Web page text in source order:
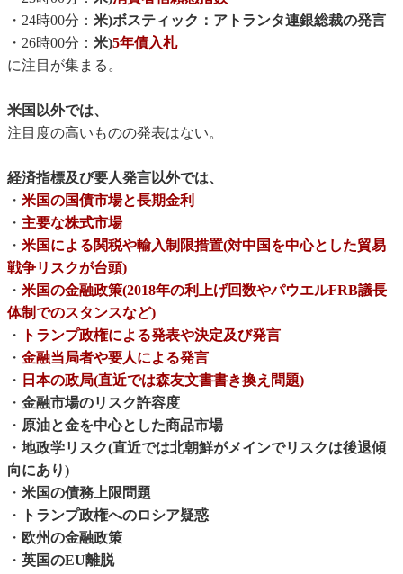
・24時00分： 米)ボスティック：アトランタ連銀総裁の発言
・26時00分： 米)5年債入札
に注目が集まる。
米国以外では、
注目度の高いものの発表はない。
経済指標及び要人発言以外では、
・ 米国の国債市場と長期金利
・ 主要な株式市場
・ 米国による関税や輸入制限措置(対中国を中心とした貿易
戦争リスクが台頭)
・ 米国の金融政策(2018年の利上げ回数やパウエルFRB議長
体制でのスタンスなど)
・
トランプ政権による発表や決定及び発言
・ 金融当局者や要人による発言
・ 日本の政局(直近では森友文書書き換え問題)
・ 金融市場のリスク許容度
・ 原油と金を中心とした商品市場
・ 地政学リスク(直近では北朝鮮がメインでリスクは後退傾
向にあり)
・ 米国の債務上限問題
・
トランプ政権へのロシア疑惑
・ 欧州の金融政策
・ 英国のEU離脱